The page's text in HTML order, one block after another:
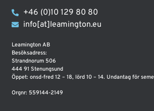
+46 (0)10 129 80 80
info[at]leamington.eu
Leamington AB
Besöksadress:
Strandnorum 506
444 91 Stenungsund
Öppet: onsd-fred 12 – 18, lörd 10 – 14. Undantag för
Orgnr: 559144-2149